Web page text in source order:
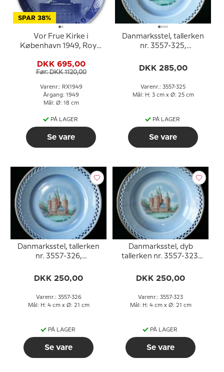
SPAR 38%
Vor Frue Kirke i
København 1949, Royal
DKK 695,00
Før: DKK 1120,00
Varenr.: RX1949
Årgang: 1949
Mål: Ø: 18 cm
PÅ LAGER
Se vare
Danmarksstel, tallerken
nr. 3557-325,
DKK 285,00
Varenr.: 3557-325
Mål: H: 3 cm x Ø: 25 cm
PÅ LAGER
Se vare
Danmarksstel, tallerken
nr. 3557-326,
DKK 250,00
Varenr.: 3557-326
Mål: H: 4 cm x Ø: 21 cm
PÅ LAGER
Se vare
Danmarksstel, dyb
tallerken nr. 3557-323,
DKK 250,00
Varenr.: 3557-323
Mål: H: 4 cm x Ø: 21 cm
PÅ LAGER
Se vare